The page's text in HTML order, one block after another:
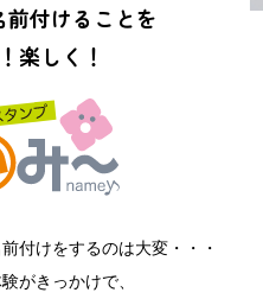
付けることを
楽しく！
付けをするのは大変・・・
がきっかけで、